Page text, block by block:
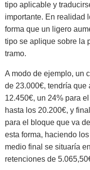
tipo aplicable y
importante. En realidad
forma que un ligero
tipo se aplique sobre la
tramo.
A modo de ejemplo, un
de 23.000€, tendría que
12.450€, un 24% para
hasta los 20.200€, y
para el bloque que va
esta forma, haciendo
medio final se situaría
retenciones de